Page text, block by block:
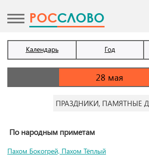
POCСЛОВО
Календарь Год
ПРАЗДНИКИ, ПАМЯТНЫЕ
По народным приметам
Пахом Бокогрей, Пахом Тёплый